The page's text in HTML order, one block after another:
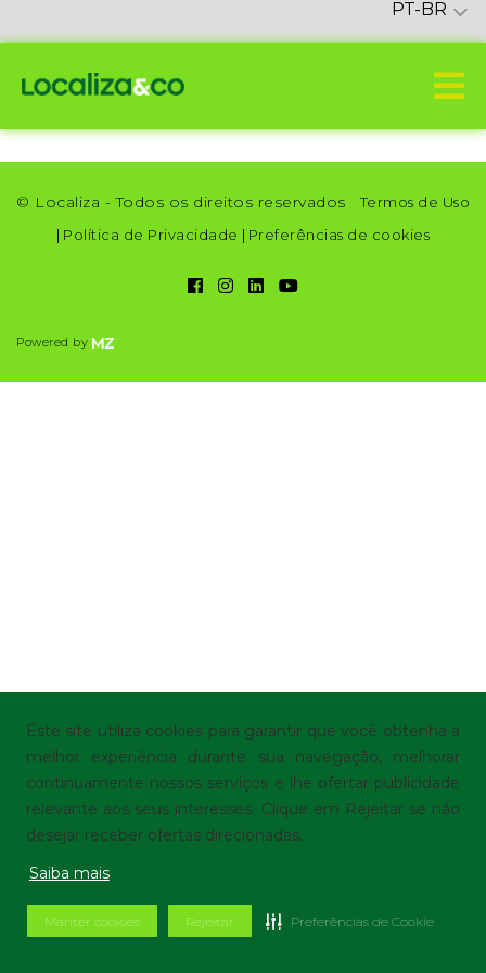
Este site utiliza cookies para garantir que você obtenha a
melhor experiência durante sua navegação, melhorar
continuamente nossos serviços e lhe ofertar publicidade
relevante aos seus interesses. Clique em Rejeitar se não
desejar receber ofertas direcionadas.
Saiba mais
Manter cookies Rejeitar Preferências de Cookie
PT-BR
© Localiza - Todos os direitos reservados
Termos de Uso
| Política de Privacidade | Preferências de cookies
Powered by